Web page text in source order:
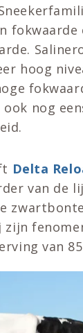
hoog
nog
Delta
van de
zijn
van